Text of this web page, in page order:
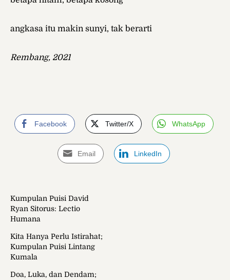
angkasa itu makin sunyi, tak berarti
Rembang, 2021
Facebook Twitter/X WhatsApp
Email LinkedIn
Kumpulan Puisi David
Ryan Sitorus: Lectio
Humana
Kita Hanya Perlu Istirahat;
Kumpulan Puisi Lintang
Kumala
Doa, Luka, dan Dendam;